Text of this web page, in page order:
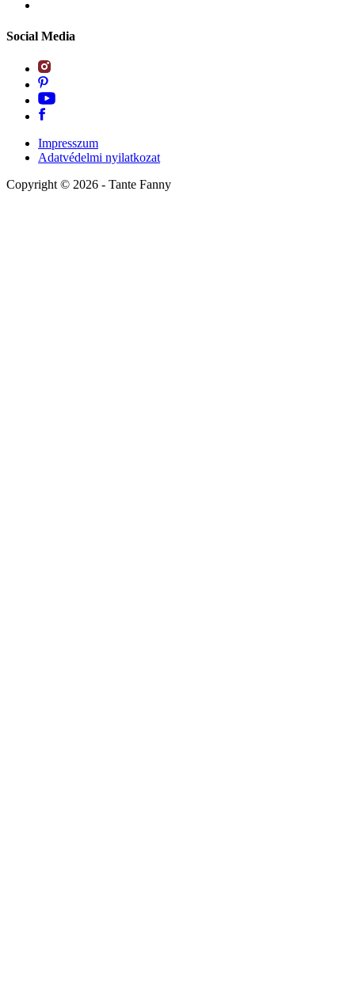
Social Media
Impresszum
Adatvédelmi nyilatkozat
Copyright © 2026 - Tante Fanny